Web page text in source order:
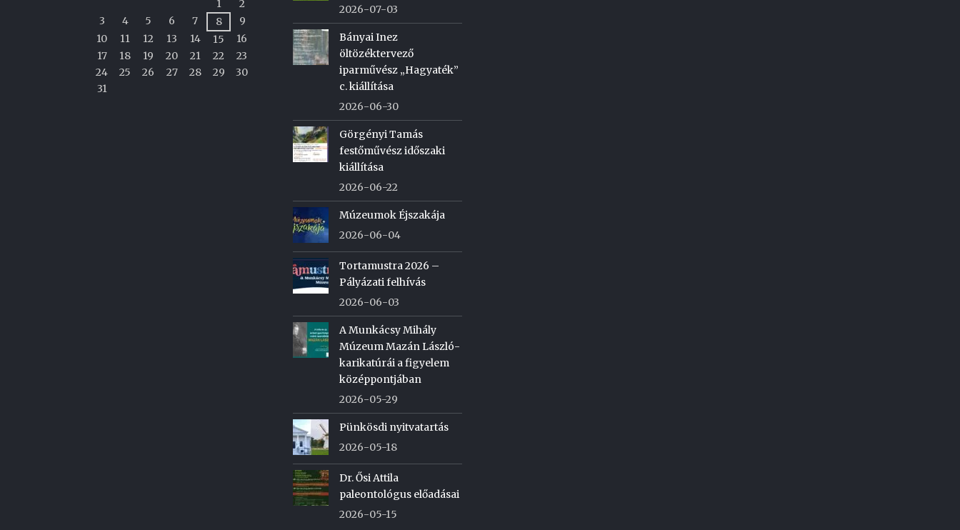
calendar
of
events
1
2
3
4 5 6 7 8
9
10
11 12 13 14 15
16
17
18 19 20 21 22
23
24
25 26 27 28 29
30
31
2026-07-03
Bányai Inez
öltözéktervező
iparművész „Hagyaték”
c. kiállítása
2026-06-30
Görgényi Tamás
festőművész időszaki
kiállítása
2026-06-22
Múzeumok Éjszakája
2026-06-04
Tortamustra 2026 –
Pályázati felhívás
2026-06-03
A Munkácsy Mihály
Múzeum Mazán László-
karikatúrái a figyelem
középpontjában
2026-05-29
Pünkösdi nyitvatartás
2026-05-18
Dr. Ősi Attila
paleontológus előadásai
2026-05-15